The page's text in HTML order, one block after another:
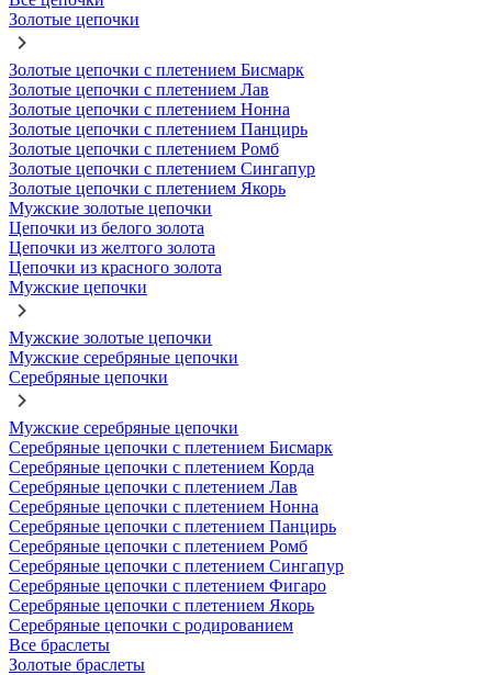
Золотые цепочки
Золотые цепочки с плетением Бисмарк
Золотые цепочки с плетением Лав
Золотые цепочки с плетением Нонна
Золотые цепочки с плетением Панцирь
Золотые цепочки с плетением Ромб
Золотые цепочки с плетением Сингапур
Золотые цепочки с плетением Якорь
Мужские золотые цепочки
Цепочки из белого золота
Цепочки из желтого золота
Цепочки из красного золота
Мужские цепочки
Мужские золотые цепочки
Мужские серебряные цепочки
Серебряные цепочки
Мужские серебряные цепочки
Серебряные цепочки с плетением Бисмарк
Серебряные цепочки с плетением Корда
Серебряные цепочки с плетением Лав
Серебряные цепочки с плетением Нонна
Серебряные цепочки с плетением Панцирь
Серебряные цепочки с плетением Ромб
Серебряные цепочки с плетением Сингапур
Серебряные цепочки с плетением Фигаро
Серебряные цепочки с плетением Якорь
Серебряные цепочки с родированием
Все браслеты
Золотые браслеты